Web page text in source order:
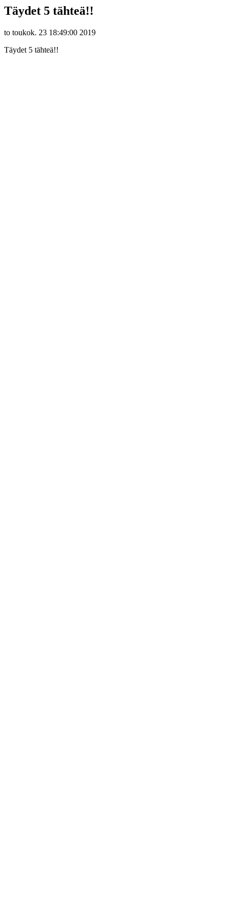
Täydet 5 tähteä!!
to toukok. 23 18:49:00 2019
Täydet 5 tähteä!!